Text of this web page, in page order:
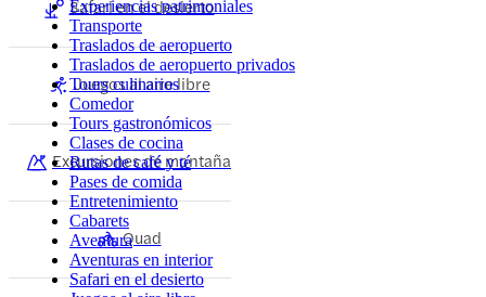
Experiencias patrimoniales
Transporte
Traslados de aeropuerto
Traslados de aeropuerto privados
Tours culinarios
Comedor
Tours gastronómicos
Clases de cocina
Rutas de café y té
Pases de comida
Entretenimiento
Cabarets
Aventura
Aventuras en interior
Safari en el desierto
Safari en el desierto
Juegos al aire libre
Excursiones de montaña
Quad